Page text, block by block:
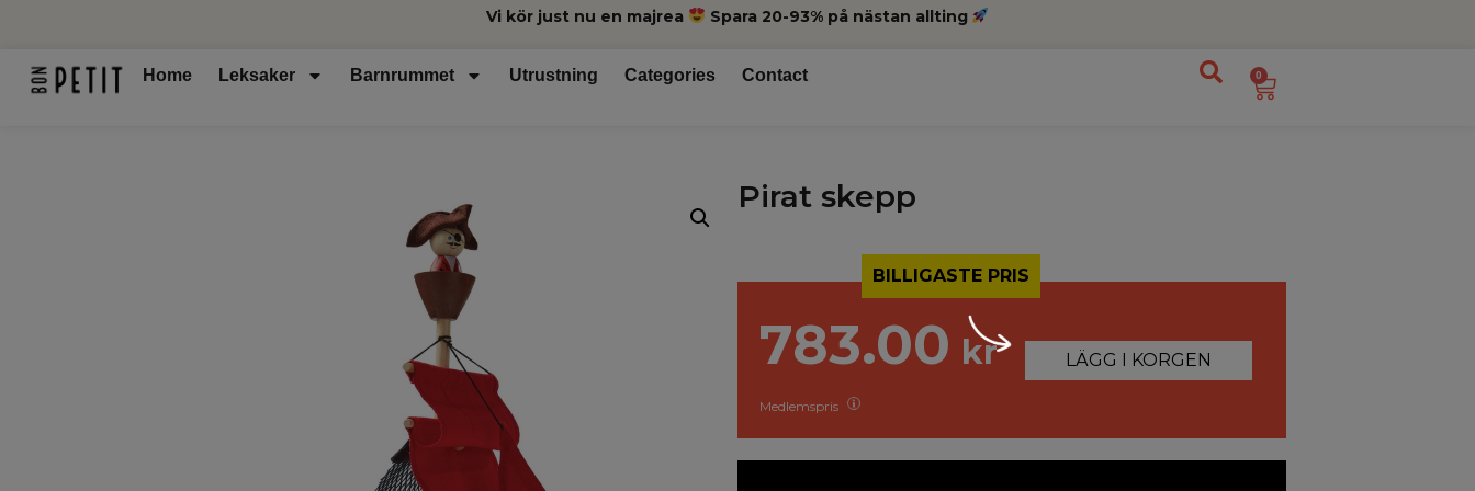
Vi kör just nu en majrea Spara 20-93% på nästan allting
Home Leksaker Barnrummet Utrustning Categories Contact 0
Pirat skepp
BILLIGASTE PRIS
783.00 kr
Medlemspris
LÄGG I KORGEN